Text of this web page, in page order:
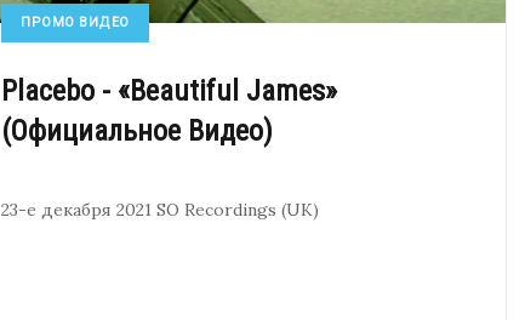
ПРОМО ВИДЕО
Placebo - «Beautiful James»
(Официальное Видео)
23-е декабря 2021 SO Recordings (UK)